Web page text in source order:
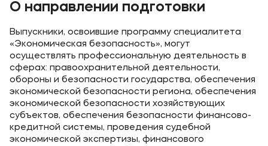
Полезное
Об образовательной организации
Банковские реквизиты
Мы в соцсетях
О направлении подготовки
Выпускники, освоившие программу специалитета
«Экономическая безопасность», могут
осуществлять профессиональную деятельность в
сферах: правоохранительной деятельности,
обороны и безопасности государства, обеспечения
экономической безопасности региона, обеспечения
экономической безопасности хозяйствующих
субъектов, обеспечения безопасности финансово-
кредитной системы, проведения судебной
экономической экспертизы, финансового